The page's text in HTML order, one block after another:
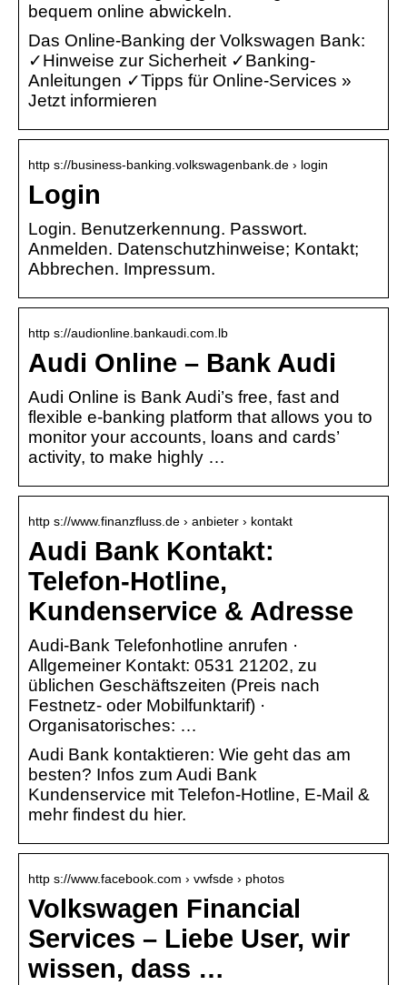
bequem online abwickeln.
Das Online-Banking der Volkswagen Bank:
✓Hinweise zur Sicherheit ✓Banking-
Anleitungen ✓Tipps für Online-Services »
Jetzt informieren
http s://business-banking.volkswagenbank.de › login
Login
Login. Benutzerkennung. Passwort.
Anmelden. Datenschutzhinweise; Kontakt;
Abbrechen. Impressum.
http s://audionline.bankaudi.com.lb
Audi Online – Bank Audi
Audi Online is Bank Audi’s free, fast and
flexible e-banking platform that allows you to
monitor your accounts, loans and cards’
activity, to make highly …
http s://www.finanzfluss.de › anbieter › kontakt
Audi Bank Kontakt:
Telefon-Hotline,
Kundenservice & Adresse
Audi-Bank Telefonhotline anrufen ·
Allgemeiner Kontakt: 0531 21202, zu
üblichen Geschäftszeiten (Preis nach
Festnetz- oder Mobilfunktarif) ·
Organisatorisches: …
Audi Bank kontaktieren: Wie geht das am
besten? Infos zum Audi Bank
Kundenservice mit Telefon-Hotline, E-Mail &
mehr findest du hier.
http s://www.facebook.com › vwfsde › photos
Volkswagen Financial
Services – Liebe User, wir
wissen, dass …